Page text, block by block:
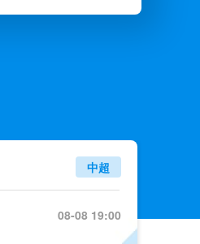
回放
中超
08-08 19:00